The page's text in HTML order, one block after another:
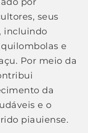
seus
incluindo
e
Por meio da
da
e o
piauiense.